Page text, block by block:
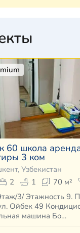
60 школа
3 ком
Узбекистан
2 1
70 м²
3/ Этажность 9.
Ойбек 49
машина Бо…